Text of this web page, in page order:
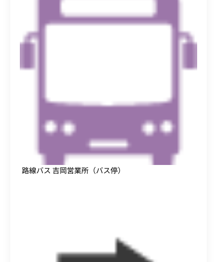
路線バス 吉岡営業所（バス停）